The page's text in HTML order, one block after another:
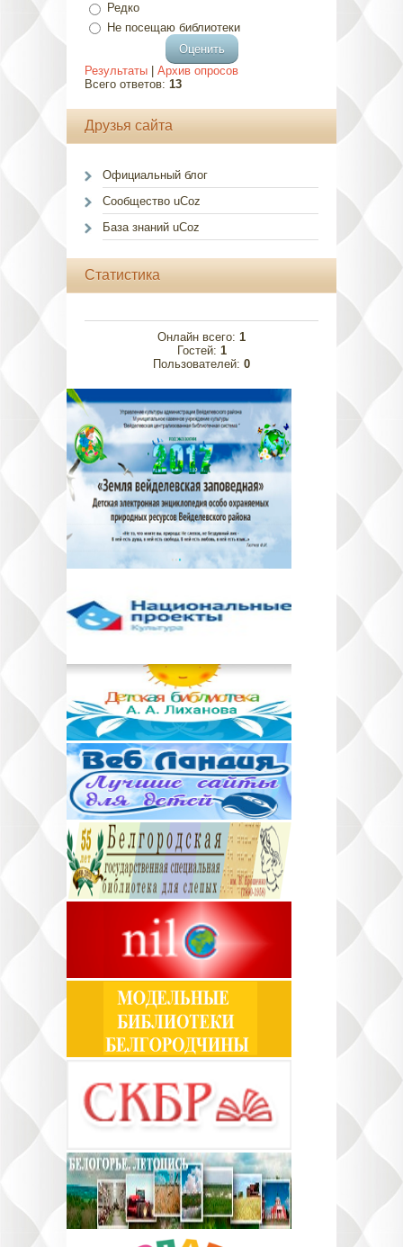
Редко
Не посещаю библиотеки
Результаты
Архив опросов
Всего ответов: 13
Друзья сайта
Официальный блог
Сообщество uCoz
База знаний uCoz
Статистика
Онлайн всего: 1
Гостей: 1
Пользователей: 0